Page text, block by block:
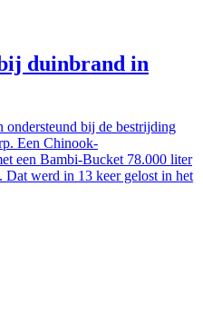
duinbrand in
ondersteund bij de bestrijding
Een Chinook-
een Bambi-Bucket 78.000 liter
werd in 13 keer gelost in het